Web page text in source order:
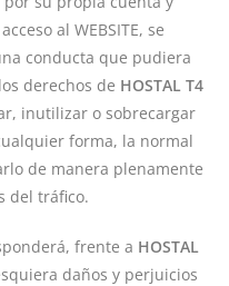
al WEBSITE, se
conducta que pudiera
derechos de HOSTAL T4
inutilizar o sobrecargar
forma, la normal
de manera plenamente
del tráfico.
frente a HOSTAL
daños y perjuicios